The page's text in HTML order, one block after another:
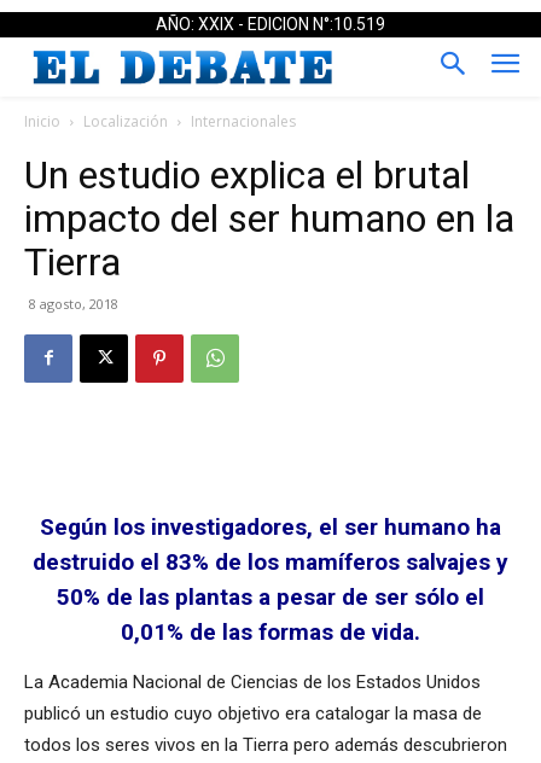
AÑO: XXIX - EDICION N°:10.519
Inicio Localización Internacionales
Un estudio explica el brutal
impacto del ser humano en la
Tierra
8 agosto, 2018
Según los investigadores, el ser humano ha
destruido el 83% de los mamíferos salvajes y
50% de las plantas a pesar de ser sólo el
0,01% de las formas de vida.
La Academia Nacional de Ciencias de los Estados Unidos
publicó un estudio cuyo objetivo era catalogar la masa de
todos los seres vivos en la Tierra pero además descubrieron